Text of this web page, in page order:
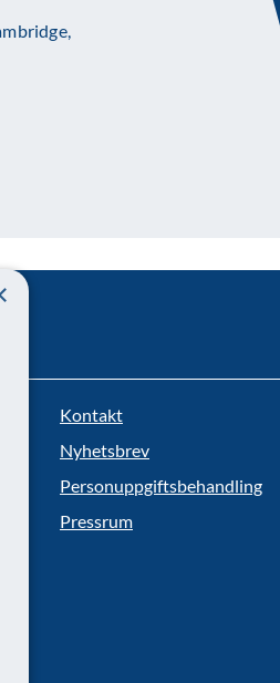
Kontakt
Nyhetsbrev
Personuppgiftsbehandling
Pressrum